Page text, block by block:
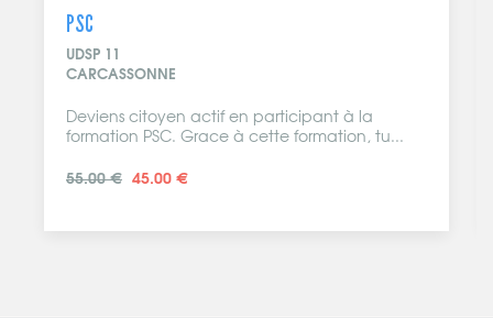
PSC
UDSP 11
CARCASSONNE
Deviens citoyen actif en participant à la
formation PSC. Grace à cette formation, tu...
55.00 € 45.00 €